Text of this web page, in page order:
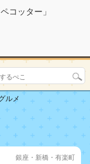
コッター」
ルメ
銀座・新橋・有楽町